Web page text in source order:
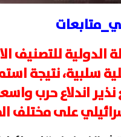
الدولية للتصنيف
سلبية، نتيجة
نذير اندلاع حرب
على مختلف